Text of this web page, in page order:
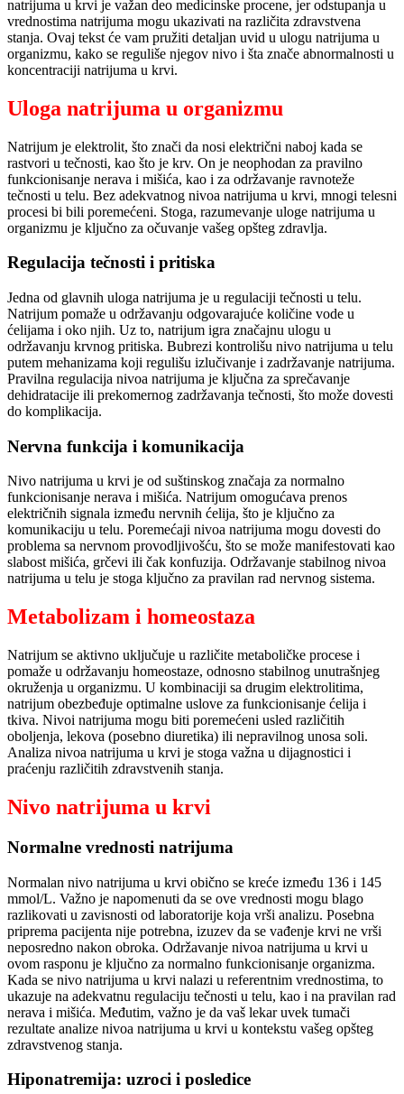
natrijuma u krvi je važan deo medicinske procene, jer odstupanja u
vrednostima natrijuma mogu ukazivati na različita zdravstvena
stanja. Ovaj tekst će vam pružiti detaljan uvid u ulogu natrijuma u
organizmu, kako se reguliše njegov nivo i šta znače abnormalnosti u
koncentraciji natrijuma u krvi.
Uloga natrijuma u organizmu
Natrijum je elektrolit, što znači da nosi električni naboj kada se
rastvori u tečnosti, kao što je krv. On je neophodan za pravilno
funkcionisanje nerava i mišića, kao i za održavanje ravnoteže
tečnosti u telu. Bez adekvatnog nivoa natrijuma u krvi, mnogi telesni
procesi bi bili poremećeni. Stoga, razumevanje uloge natrijuma u
organizmu je ključno za očuvanje vašeg opšteg zdravlja.
Regulacija tečnosti i pritiska
Jedna od glavnih uloga natrijuma je u regulaciji tečnosti u telu.
Natrijum pomaže u održavanju odgovarajuće količine vode u
ćelijama i oko njih. Uz to, natrijum igra značajnu ulogu u
održavanju krvnog pritiska. Bubrezi kontrolišu nivo natrijuma u telu
putem mehanizama koji regulišu izlučivanje i zadržavanje natrijuma.
Pravilna regulacija nivoa natrijuma je ključna za sprečavanje
dehidratacije ili prekomernog zadržavanja tečnosti, što može dovesti
do komplikacija.
Nervna funkcija i komunikacija
Nivo natrijuma u krvi je od suštinskog značaja za normalno
funkcionisanje nerava i mišića. Natrijum omogućava prenos
električnih signala između nervnih ćelija, što je ključno za
komunikaciju u telu. Poremećaji nivoa natrijuma mogu dovesti do
problema sa nervnom provodljivošću, što se može manifestovati kao
slabost mišića, grčevi ili čak konfuzija. Održavanje stabilnog nivoa
natrijuma u telu je stoga ključno za pravilan rad nervnog sistema.
Metabolizam i homeostaza
Natrijum se aktivno uključuje u različite metaboličke procese i
pomaže u održavanju homeostaze, odnosno stabilnog unutrašnjeg
okruženja u organizmu. U kombinaciji sa drugim elektrolitima,
natrijum obezbeđuje optimalne uslove za funkcionisanje ćelija i
tkiva. Nivoi natrijuma mogu biti poremećeni usled različitih
oboljenja, lekova (posebno diuretika) ili nepravilnog unosa soli.
Analiza nivoa natrijuma u krvi je stoga važna u dijagnostici i
praćenju različitih zdravstvenih stanja.
Nivo natrijuma u krvi
Normalne vrednosti natrijuma
Normalan nivo natrijuma u krvi obično se kreće između 136 i 145
mmol/L. Važno je napomenuti da se ove vrednosti mogu blago
razlikovati u zavisnosti od laboratorije koja vrši analizu. Posebna
priprema pacijenta nije potrebna, izuzev da se vađenje krvi ne vrši
neposredno nakon obroka. Održavanje nivoa natrijuma u krvi u
ovom rasponu je ključno za normalno funkcionisanje organizma.
Kada se nivo natrijuma u krvi nalazi u referentnim vrednostima, to
ukazuje na adekvatnu regulaciju tečnosti u telu, kao i na pravilan rad
nerava i mišića. Međutim, važno je da vaš lekar uvek tumači
rezultate analize nivoa natrijuma u krvi u kontekstu vašeg opšteg
zdravstvenog stanja.
Hiponatremija: uzroci i posledice